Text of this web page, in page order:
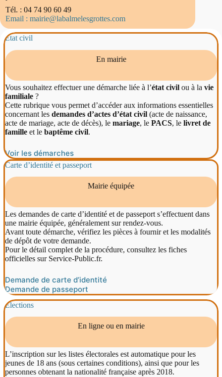
Tél. : 04 74 90 60 49
Email : mairie@labalmelesgrottes.com
Etat civil
En mairie
Vous souhaitez effectuer une démarche liée à l’état civil ou à la vie
familiale ?
Cette rubrique vous permet d’accéder aux informations essentielles
concernant les demandes d’actes d’état civil (acte de naissance,
acte de mariage, acte de décès), le mariage, le PACS, le livret de
famille et le baptême civil.
Voir les démarches
Carte d’identité et passeport
Mairie équipée
Les demandes de carte d’identité et de passeport s’effectuent dans
une mairie équipée, généralement sur rendez-vous.
Avant toute démarche, vérifiez les pièces à fournir et les modalités
de dépôt de votre demande.
Pour le détail complet de la procédure, consultez les fiches
officielles sur Service-Public.fr.
Demande de carte d’identité
Demande de passeport
Élections
En ligne ou en mairie
L’inscription sur les listes électorales est automatique pour les
jeunes de 18 ans (sous certaines conditions), ainsi que pour les
personnes obtenant la nationalité française après 2018.